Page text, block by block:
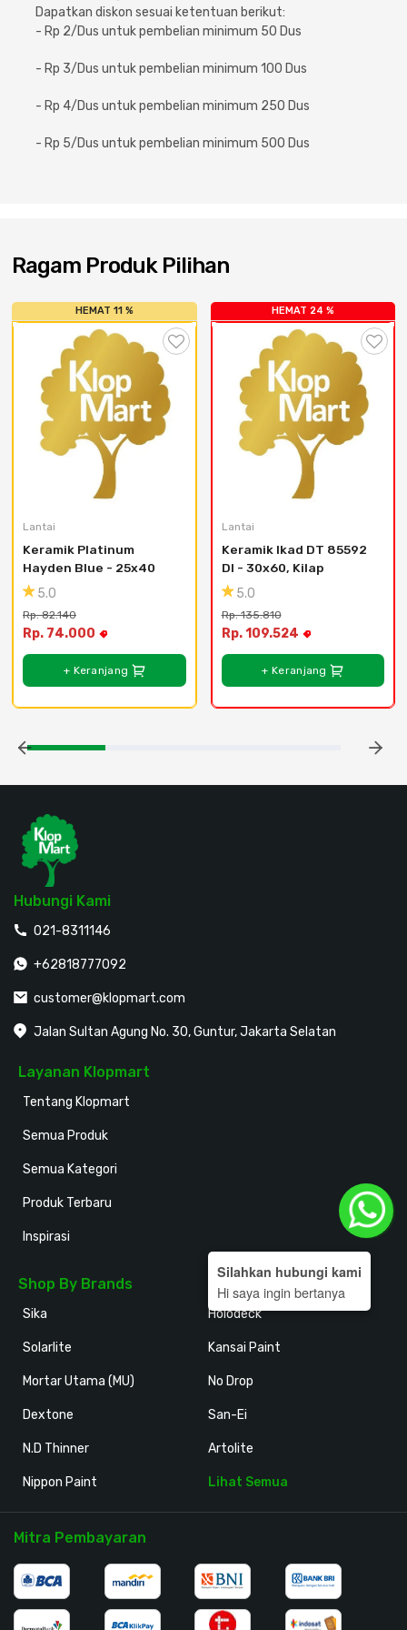
Cat dan Kimia
Dapatkan diskon sesuai ketentuan berikut:
- Rp 2/Dus untuk pembelian minimum 50 Dus
- Rp 3/Dus untuk pembelian minimum 100 Dus
- Rp 4/Dus untuk pembelian minimum 250 Dus
- Rp 5/Dus untuk pembelian minimum 500 Dus
Ragam Produk Pilihan
HEMAT 11 %
Lantai
Keramik Platinum
Hayden Blue - 25x40
5.0
Rp. 82.140
Rp. 74.000
+ Keranjang
HEMAT 24 %
Lantai
Keramik Ikad DT 85592
DI - 30x60, Kilap
5.0
Rp. 135.810
Rp. 109.524
+ Keranjang
Hubungi Kami
021-8311146
+62818777092
customer@klopmart.com
Jalan Sultan Agung No. 30, Guntur, Jakarta Selatan
Layanan Klopmart
Tentang Klopmart
Semua Produk
Semua Kategori
Produk Terbaru
Inspirasi
Shop By Brands
Sika
Solarlite
Mortar Utama (MU)
Dextone
N.D Thinner
Nippon Paint
Holodeck
Kansai Paint
No Drop
San-Ei
Artolite
Lihat Semua
Mitra Pembayaran
Silahkan hubungi kami
Hi saya ingin bertanya